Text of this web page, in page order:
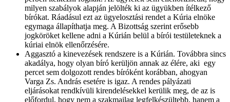
milyen szabályok alapján jelölték ki az ügyükben ítélkező
bírókat. Ráadásul ezt az ügyelosztási rendet a Kúria elnöke
egymaga állapíthatja meg. A Bizottság szerint erősebb
jogköröket kellene adni a Kúrián belül a bírói testületeknek a
kúriai elnök ellenőrzésére.
Aggasztó a kinevezések rendszere is a Kúrián. Továbbra sincs
akadálya, hogy olyan bíró kerüljön annak az élére, aki egy
percet sem dolgozott rendes bíróként korábban, ahogyan
Varga Zs. András esetére is igaz. A rendes pályázati
eljárásokat rendkívüli kirendelésekkel kerülik meg, de az is
előfordul, hogy nem a szakmailag legfelkészültebb, hanem a